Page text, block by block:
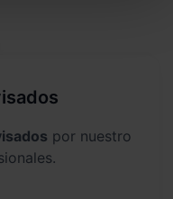
por nuestro